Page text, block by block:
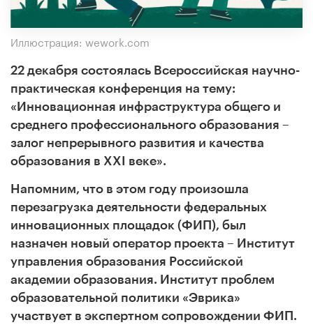
Иллюстрация: wework.com
22 декабря состоялась Всероссийская научно-
практическая конференция на тему:
«Инновационная инфраструктура общего и
среднего профессионального образования –
залог непрерывного развития и качества
образования в ХХ
веке».
Напомним, что в этом году произошла
перезагрузка деятельности федеральных
инновационных площадок (ФИП), был
назначен новый оператор проекта – Институт
управления образования Российской
академии образования. Институт проблем
образовательной политики «Эврика»
участвует в экспертном сопровождении ФИП.